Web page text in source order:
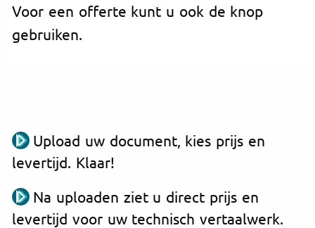
Voor een offerte kunt u ook de knop
gebruiken.
Upload uw document, kies prijs en
levertijd. Klaar!
Na uploaden ziet u direct prijs en
levertijd voor uw technisch vertaalwerk.